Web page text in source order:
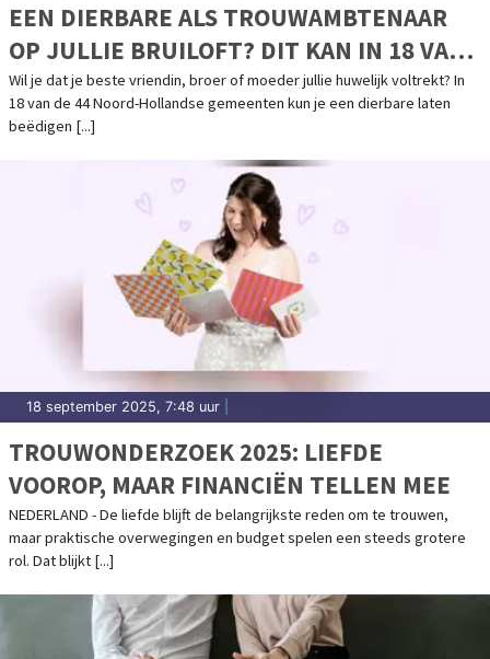
EEN DIERBARE ALS TROUWAMBTENAAR
OP JULLIE BRUILOFT? DIT KAN IN 18 VAN
DE 44 NOORD-HOLLANDSE GEMEENTEN
Wil je dat je beste vriendin, broer of moeder jullie huwelijk voltrekt? In
18 van de 44 Noord-Hollandse gemeenten kun je een dierbare laten
beëdigen [...]
18 september 2025, 7:48 uur
TROUWONDERZOEK 2025: LIEFDE
VOOROP, MAAR FINANCIËN TELLEN MEE
NEDERLAND - De liefde blijft de belangrijkste reden om te trouwen,
maar praktische overwegingen en budget spelen een steeds grotere
rol. Dat blijkt [...]